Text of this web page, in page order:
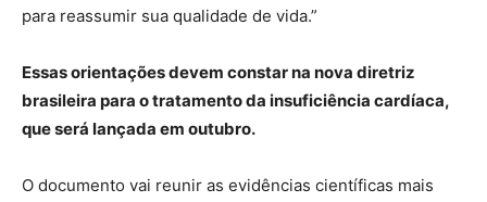
para reassumir sua qualidade de vida.”
Essas orientações devem constar na nova diretriz
brasileira para o tratamento da insuficiência cardíaca,
que será lançada em outubro.
O documento vai reunir as evidências científicas mais